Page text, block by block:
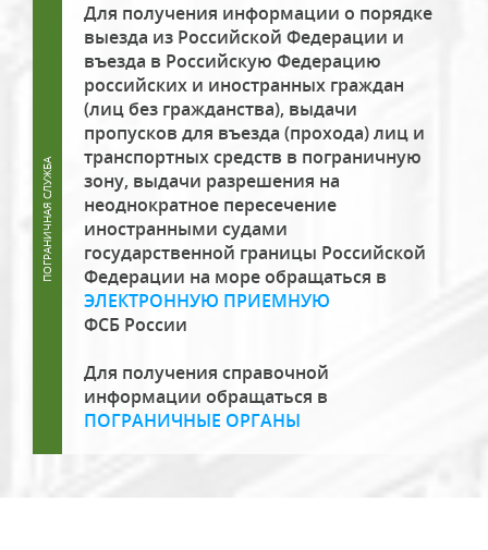
Для получения информации о порядке
выезда из Российской Федерации и
въезда в Российскую Федерацию
российских и иностранных граждан
(лиц без гражданства), выдачи
пропусков для въезда (прохода) лиц и
транспортных средств в пограничную
зону, выдачи разрешения на
неоднократное пересечение
иностранными судами
государственной границы Российской
Федерации на море обращаться в
ЭЛЕКТРОННУЮ ПРИЕМНУЮ
ФСБ России
Для получения справочной
информации обращаться в
ПОГРАНИЧНЫЕ ОРГАНЫ